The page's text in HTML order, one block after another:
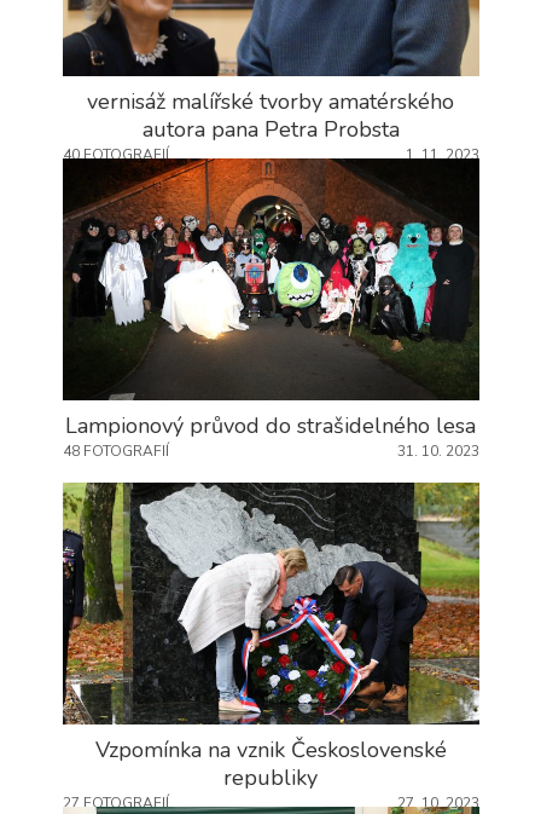
vernisáž malířské tvorby amatérského
autora pana Petra Probsta
40 FOTOGRAFIÍ 1. 11. 2023
Lampionový průvod do strašidelného lesa
48 FOTOGRAFIÍ 31. 10. 2023
Vzpomínka na vznik Československé
republiky
27 FOTOGRAFIÍ 27. 10. 2023